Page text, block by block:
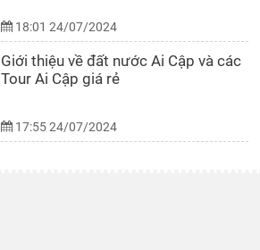
18:01 24/07/2024
Giới thiệu về đất nước Ai Cập và các
Tour Ai Cập giá rẻ
17:55 24/07/2024